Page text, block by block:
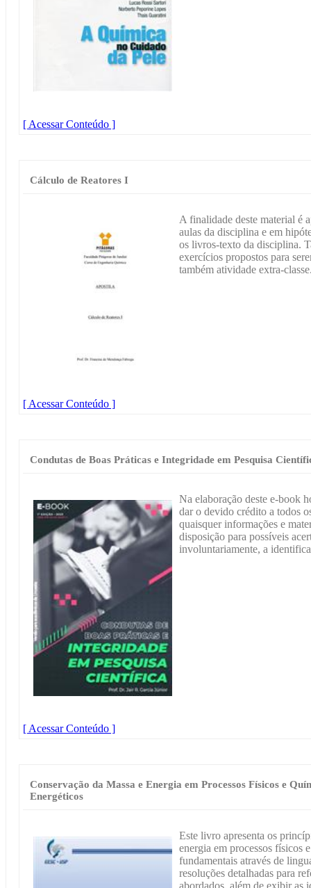
[ Acessar Conteúdo ]
Cálculo de Reatores I
A finalidade deste material é
aulas da disciplina e em
os livros-texto da disciplina.
exercícios propostos para
também atividade extra-
[ Acessar Conteúdo ]
Condutas de Boas Práticas e Integridade em Pesquisa
Na elaboração deste e-book
dar o devido crédito a todos
quaisquer informações e
disposição para possíveis
involuntariamente, a
[ Acessar Conteúdo ]
Conservação da Massa e Energia em Processos Físicos e
Energéticos
Este livro apresenta os
energia em processos físicos
fundamentais através de
resoluções detalhadas para
abordados, além de exibir as